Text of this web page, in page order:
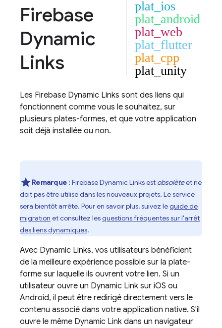
Firebase
Dynamic
Links
plat_ios
plat_android
plat_web
plat_flutter
plat_cpp
plat_unity
Les Firebase Dynamic Links sont des liens qui
fonctionnent comme vous le souhaitez, sur
plusieurs plates-formes, et que votre application
soit déjà installée ou non.
Remarque : Firebase Dynamic Links est obsolèteet ne
doit pas être utilisé dans les nouveaux projets. Le service
sera bientôt arrêté. Pour en savoir plus, suivez leguide de
migration et consultez lesquestions fréquentes sur l'arrêt
des liens dynamiques.
Avec Dynamic Links, vos utilisateurs bénéficient
de la meilleure expérience possible sur la plate-
forme sur laquelle ils ouvrent votre lien. Si un
utilisateur ouvre un Dynamic Link sur iOS ou
Android, il peut être redirigé directement vers le
contenu associé dans votre application native. S'il
ouvre le même Dynamic Link dans un navigateur